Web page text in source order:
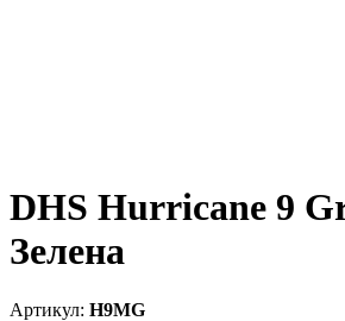
DHS Hurricane 9
Зелена
H9MG